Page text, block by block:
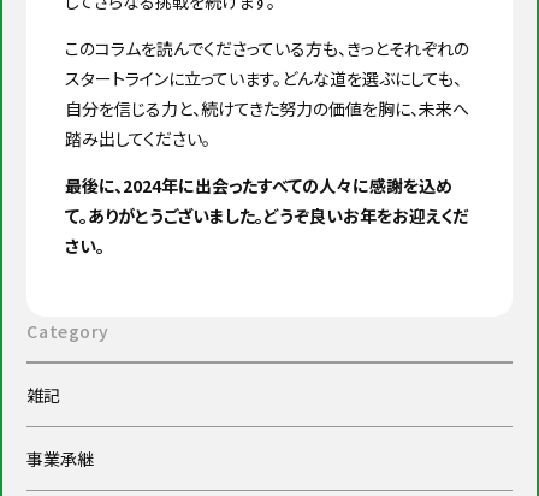
このコラムを読んでくださっている方も、きっとそれぞれの
スタートラインに立っています。どんな道を選ぶにしても、
自分を信じる力と、続けてきた努力の価値を胸に、未来へ
踏み出してください。
最後に、2024年に出会ったすべての人々に感謝を込め
て。ありがとうございました。どうぞ良いお年をお迎えくだ
さい。
Category
雑記
事業承継